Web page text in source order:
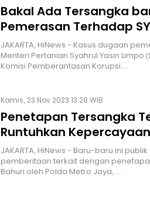
Bakal Ada Tersangka
Pemerasan Terhadap
JAKARTA, HiNews - Kasus dugaan
Menteri Pertanian Syahrul Yasin Limpo
Komisi Pemberantasan Korupsi…
Kamis, 23 Nov 2023 13:28 WIB
Penetapan Tersangka
Runtuhkan
JAKARTA, HiNews - Baru-baru ini
pemberitaan terkait dengan
Bahuri oleh Polda Metro Jaya,…